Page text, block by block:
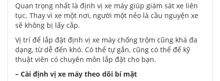
Quan trọng nhất là định vị xe máy giúp giám sát xe liên
tục. Thay vì xe một nơi, người một nẻo là cầu nguyện xe
sẽ không bị lấy cắp.
Vị trí để lắp đặt định vị xe máy chống trộm cũng khá đa
dạng, từ dễ đến khó. Có thể tự gắn, cũng có thể để kỹ
thuật viên có chuyên môn lắp đặt cho bạn.
– Cài định vị xe máy theo dõi bí mật